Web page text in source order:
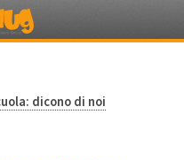
dicono di noi